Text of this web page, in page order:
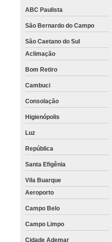
ABC Paulista
São Bernardo do Campo
São Caetano do Sul
Aclimação
Bom Retiro
Cambuci
Consolação
Higienópolis
Luz
República
Santa Efigênia
Vila Buarque
Aeroporto
Campo Belo
Campo Limpo
Cidade Ademar